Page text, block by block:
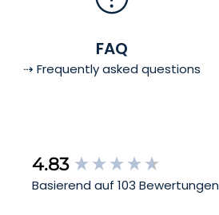
FAQ
⇢ Frequently asked questions
4.83
Basierend auf 103 Bewertungen
New content loaded